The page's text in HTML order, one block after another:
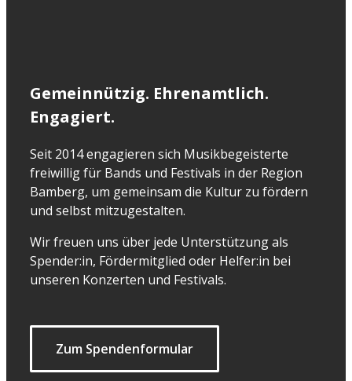
Gemeinnützig. Ehrenamtlich.
Engagiert.
Seit 2014 engagieren sich Musikbegeisterte
freiwillig für Bands und Festivals in der Region
Bamberg, um gemeinsam die Kultur zu fördern
und selbst mitzugestalten.
Wir freuen uns über jede Unterstützung als
Spender:in, Fördermitglied oder Helfer:in bei
unseren Konzerten und Festivals.
Zum Spendenformular